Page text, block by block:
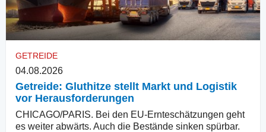
GETREIDE
04.08.2026
Getreide: Gluthitze stellt Markt und Logistik
vor Herausforderungen
CHICAGO/PARIS. Bei den EU-Ernteschätzungen geht
es weiter abwärts. Auch die Bestände sinken spürbar.